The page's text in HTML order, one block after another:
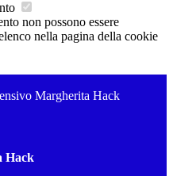
non possono essere
nella pagina della cookie
Margherita Hack
Hack